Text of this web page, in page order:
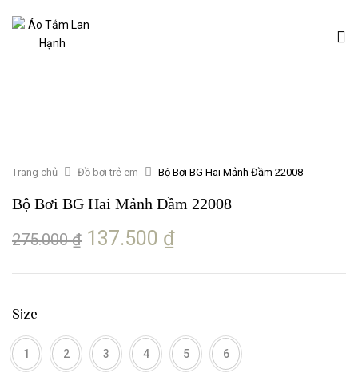
Trang chủ Đồ bơi trẻ em Bộ Bơi BG Hai Mảnh Đầm 22008
Bộ Bơi BG Hai Mảnh Đầm 22008
275.000₫ Giá
là:
137.500 ₫Giá
tại
Size
1 2 3 4 5 6